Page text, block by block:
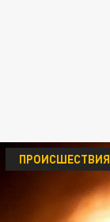
ПРОИСШЕСТВИЯ